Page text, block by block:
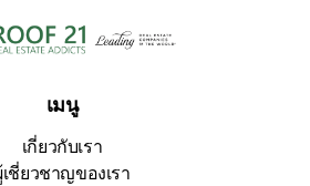
เมนู
เกี่ยวกับเรา
เชี่ยวชาญของเรา